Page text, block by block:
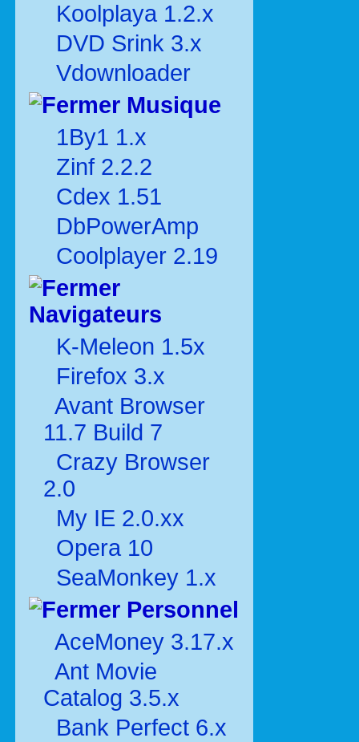
Koolplaya 1.2.x
DVD Srink 3.x
Vdownloader
Musique
1By1 1.x
Zinf 2.2.2
Cdex 1.51
DbPowerAmp
Coolplayer 2.19
Navigateurs
K-Meleon 1.5x
Firefox 3.x
Avant Browser
11.7 Build 7
Crazy Browser
2.0
My IE 2.0.xx
Opera 10
SeaMonkey 1.x
Personnel
AceMoney 3.17.x
Ant Movie
Catalog 3.5.x
Bank Perfect 6.x